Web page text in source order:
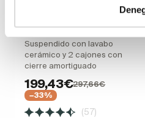
Bruntec Boston
Suspendido con lavabo
cerámico y 2 cajones con
cierre amortiguado
199,43€297,66€
−33%
(57)